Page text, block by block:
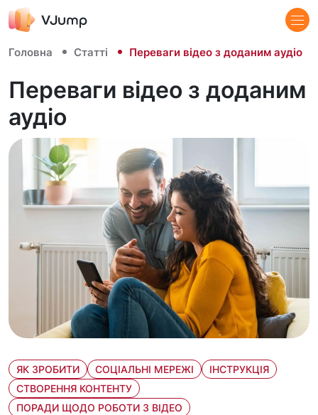
Головна Статті Переваги відео з доданим аудіо
Переваги відео з доданим
аудіо
ЯК ЗРОБИТИ СОЦІАЛЬНІ МЕРЕЖІ
ІНСТРУКЦІЯ
СТВОРЕННЯ КОНТЕНТУ
ПОРАДИ ЩОДО РОБОТИ З ВІДЕО